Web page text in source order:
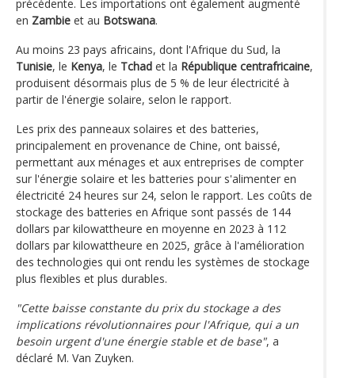
précédente. Les importations ont également augmenté
en Zambie et au Botswana.
Au moins 23 pays africains, dont l'Afrique du Sud, la
Tunisie, le Kenya, le Tchad et la République centrafricaine,
produisent désormais plus de 5 % de leur électricité à
partir de l'énergie solaire, selon le rapport.
Les prix des panneaux solaires et des batteries,
principalement en provenance de Chine, ont baissé,
permettant aux ménages et aux entreprises de compter
sur l'énergie solaire et les batteries pour s'alimenter en
électricité 24 heures sur 24, selon le rapport. Les coûts de
stockage des batteries en Afrique sont passés de 144
dollars par kilowattheure en moyenne en 2023 à 112
dollars par kilowattheure en 2025, grâce à l'amélioration
des technologies qui ont rendu les systèmes de stockage
plus flexibles et plus durables.
"Cette baisse constante du prix du stockage a des
implications révolutionnaires pour l'Afrique, qui a un
besoin urgent d'une énergie stable et de base", a
déclaré M. Van Zuyken.